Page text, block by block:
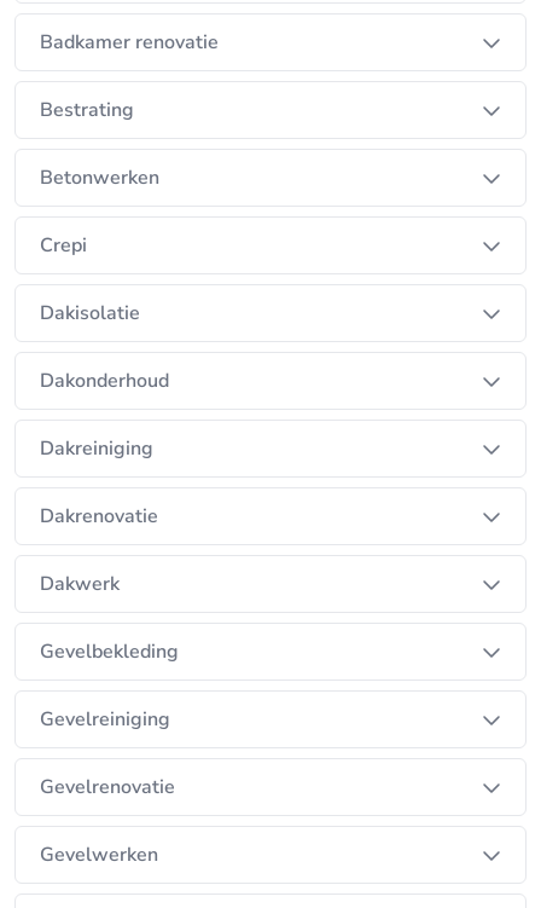
Badkamer renovatie
Bestrating
Betonwerken
Crepi
Dakisolatie
Dakonderhoud
Dakreiniging
Dakrenovatie
Dakwerk
Gevelbekleding
Gevelreiniging
Gevelrenovatie
Gevelwerken